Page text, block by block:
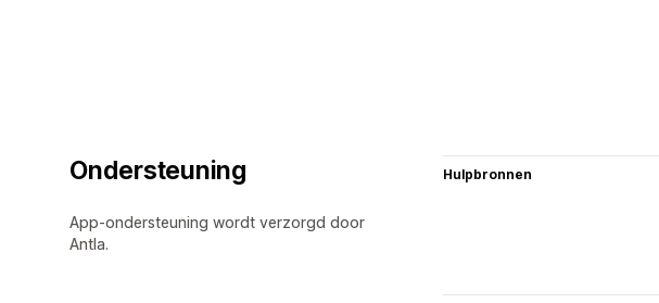
Ondersteuning
App-ondersteuning wordt verzorgd door
Antla.
Hulpbronnen